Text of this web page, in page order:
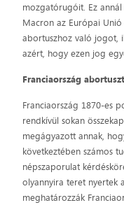
mozgatórugóit. Ez
Macron az Európai
abortuszhoz való jogot,
azért, hogy ezen jog
Franciaország
Franciaország 1870-es
rendkívül sokan
megágyazott annak,
következtében számos
népszaporulat
olyannyira teret nyertek
meghatározzák